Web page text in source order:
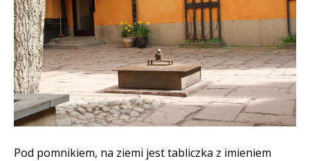
Pod pomnikiem, na ziemi jest tabliczka z imieniem